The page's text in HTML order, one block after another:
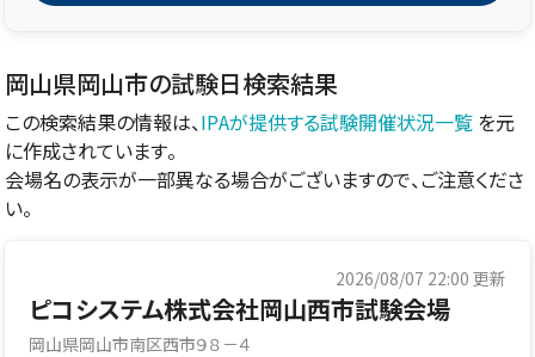
岡山県岡山市の試験日検索結果
この検索結果の情報は、IPAが提供する試験開催状況一覧を元
に作成されています。
会場名の表示が一部異なる場合がございますので、ご注意くださ
い。
2026/08/07 22:00 更新
ピコシステム株式会社岡山西市試験会場
岡山県岡山市南区西市９８－４